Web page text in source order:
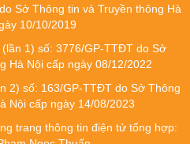
Sở Thông tin và Truyền thông Hà
10/10/2019
1) số: 3776/GP-TTĐT do Sở
Hà Nội cấp ngày 08/12/2022
2) số: 163/GP-TTĐT do Sở Thông
Nội cấp ngày 14/08/2023
trang thông tin điện tử tổng hợp: